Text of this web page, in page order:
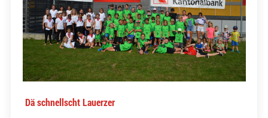
Dä schnellscht Lauerzer